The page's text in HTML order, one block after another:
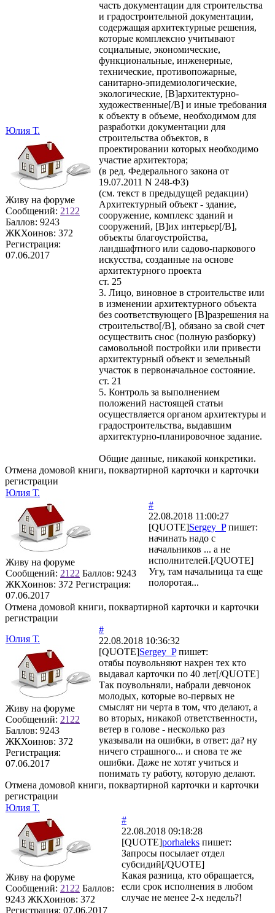
Юлия Т.
Живу на форуме
Сообщений: 2122
Баллов: 9243
ЖКХоинов: 372
Регистрация:
07.06.2017
часть документации для строительства
и градостроительной документации,
содержащая архитектурные решения,
которые комплексно учитывают
социальные, экономические,
функциональные, инженерные,
технические, противопожарные,
санитарно-эпидемиологические,
экологические, [B]архитектурно-
художественные[/B] и иные требования
к объекту в объеме, необходимом для
разработки документации для
строительства объектов, в
проектировании которых необходимо
участие архитектора;
(в ред. Федерального закона от
19.07.2011 N 248-ФЗ)
(см. текст в предыдущей редакции)
Архитектурный объект - здание,
сооружение, комплекс зданий и
сооружений, [B]их интерьер[/B],
объекты благоустройства,
ландшафтного или садово-паркового
искусства, созданные на основе
архитектурного проекта
ст. 25
3. Лицо, виновное в строительстве или
в изменении архитектурного объекта
без соответствующего [B]разрешения на
строительство[/B], обязано за свой счет
осуществить снос (полную разборку)
самовольной постройки или привести
архитектурный объект и земельный
участок в первоначальное состояние.
ст. 21
5. Контроль за выполнением
положений настоящей статьи
осуществляется органом архитектуры и
градостроительства, выдавшим
архитектурно-планировочное задание.
Общие данные, никакой конкретики.
Отмена домовой книги, поквартирной карточки и карточки
регистрации
Юлия Т.
Живу на форуме
Сообщений: 2122 Баллов: 9243
ЖКХоинов: 372 Регистрация:
07.06.2017
#
22.08.2018 11:00:27
[QUOTE]Sergey_Pпишет:
начинать надо с
начальников ... а не
исполнителей.[/QUOTE]
Угу, там начальница та еще
полоротая...
Отмена домовой книги, поквартирной карточки и карточки
регистрации
Юлия Т.
Живу на форуме
Сообщений: 2122
Баллов: 9243
ЖКХоинов: 372
Регистрация:
07.06.2017
#
22.08.2018 10:36:32
[QUOTE]Sergey_Pпишет:
отябы поувольняют нахрен тех кто
выдавал карточки по 40 лет[/QUOTE]
Так поувольняли, набрали девчонок
молодых, которые во-первых не
смыслят ни черта в том, что делают, а
во вторых, никакой ответственности,
ветер в голове - несколько раз
указывали на ошибки, в ответ: да? ну
ничего страшного... и снова те же
ошибки. Даже не хотят учиться и
понимать ту работу, которую делают.
Отмена домовой книги, поквартирной карточки и карточки
регистрации
Юлия Т.
Живу на форуме
Сообщений: 2122 Баллов:
9243 ЖКХоинов: 372
Регистрация: 07.06.2017
#
22.08.2018 09:18:28
[QUOTE]porhaleks пишет:
Запросы посылает отдел
субсидий[/QUOTE]
Какая разница, кто обращается,
если срок исполнения в любом
случае не менее 2-х недель?!